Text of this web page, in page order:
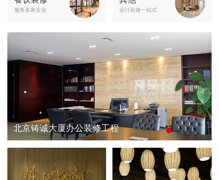
服务多家企业 设计装修一站式
北京铸诚大厦办公装修工程